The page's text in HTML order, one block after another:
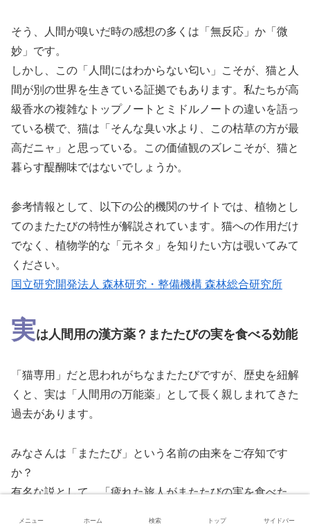
そう、人間が嗅いだ時の感想の多くは「無反応」か「微
妙」です。
しかし、この「人間にはわからない匂い」こそが、猫と人
間が別の世界を生きている証拠でもあります。私たちが高
級香水の複雑なトップノートとミドルノートの違いを語っ
ている横で、猫は「そんな臭い水より、この枯草の方が最
高だニャ」と思っている。この価値観のズレこそが、猫と
暮らす醍醐味ではないでしょうか。
参考情報として、以下の公的機関のサイトでは、植物とし
てのまたたびの特性が解説されています。猫への作用だけ
でなく、植物学的な「元ネタ」を知りたい方は覗いてみて
ください。
国立研究開発法人 森林研究・整備機構 森林総合研究所
実は人間用の漢方薬？またたびの実を食べる効能
「猫専用」だと思われがちなまたたびですが、歴史を紐解
くと、実は「人間用の万能薬」として長く親しまれてきた
過去があります。
みなさんは「またたび」という名前の由来をご存知です
か？
有名な説として、「疲れた旅人がまたたびの実を食べた
メニュー ホーム 検索 トップ サイドバー